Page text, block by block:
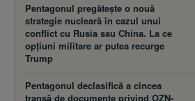
Pentagonul pregătește o nouă
strategie nucleară în cazul unui
conflict cu Rusia sau China. La ce
opțiuni militare ar putea recurge
Trump
Pentagonul declasifică a cincea
tranșă de documente privind OZN-